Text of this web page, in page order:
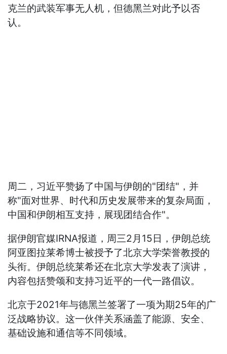
克兰的武装军事无人机，但德黑兰对此予以否
认。
周二，习近平赞扬了中国与伊朗的"团结"，并
称"面对世界、时代和历史发展带来的复杂局面，
中国和伊朗相互支持，展现团结合作"。
据伊朗官媒IRNA报道，周三2月15日，伊朗总统
阿亚图拉莱希博士被授予了北京大学荣誉教授的
头衔。伊朗总统莱希还在北京大学发表了演讲，
内容包括赞颂和支持习近平的一代一路倡议。
北京于2021年与德黑兰签署了一项为期25年的广
泛战略协议。这一伙伴关系涵盖了能源、安全、
基础设施和通信等不同领域。